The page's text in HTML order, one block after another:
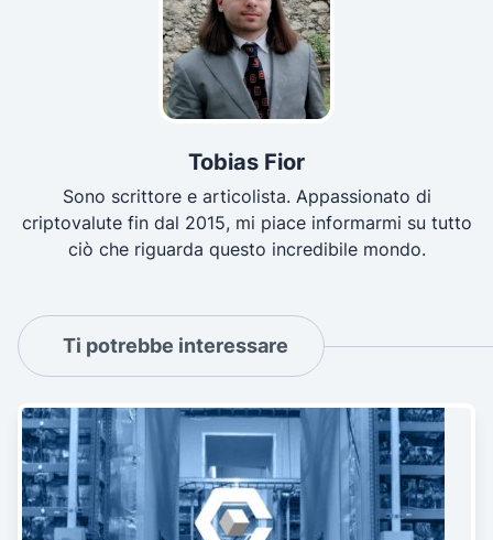
Tobias Fior
Sono scrittore e articolista. Appassionato di
criptovalute fin dal 2015, mi piace informarmi su tutto
ciò che riguarda questo incredibile mondo.
Ti potrebbe interessare